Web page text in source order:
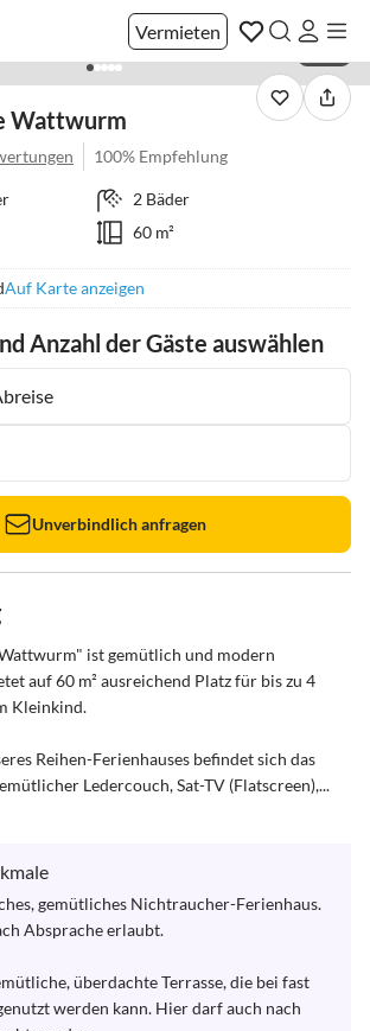
Vermieten
Wattwurm
100% Empfehlung
2 Bäder
60 m²
Auf Karte anzeigen
Anzahl der Gäste auswählen
Unverbindlich anfragen
ist gemütlich und modern
auf 60 m² ausreichend Platz für bis zu 4
Kleinkind.
Reihen-Ferienhauses befindet sich das
Ledercouch, Sat-TV (Flatscreen),...
gemütliches Nichtraucher-Ferienhaus.
Absprache erlaubt.
überdachte Terrasse, die bei fast
werden kann. Hier darf auch nach